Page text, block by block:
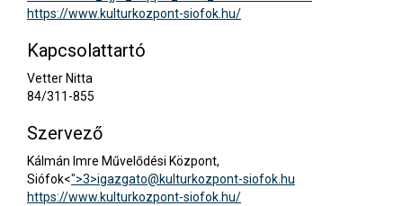
https://www.kulturkozpont-siofok.hu/
Kapcsolattartó
Vetter Nitta
84/311-855
Szervező
Kálmán Imre Művelődési Központ,
Siófok<">3>igazgato@kulturkozpont-siofok.hu
https://www.kulturkozpont-siofok.hu/